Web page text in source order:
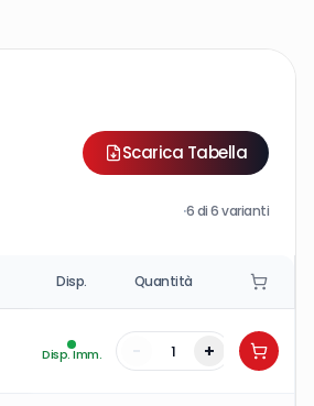
Scarica Tabella
·6di6varianti
Disp. Quantità
Disp. Imm. - +